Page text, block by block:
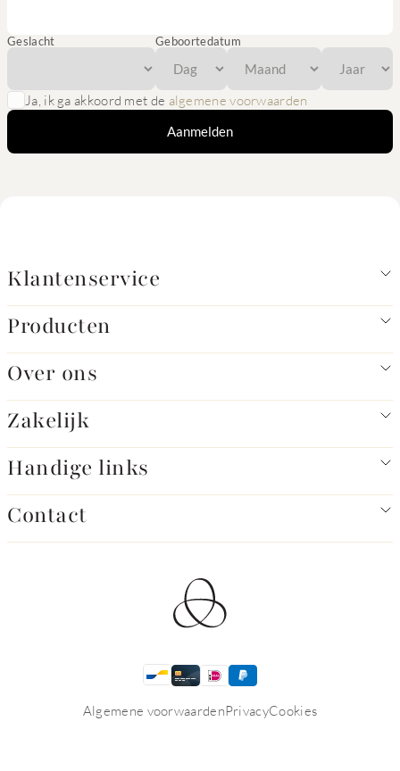
Geslacht Geboortedatum
Ja, ik ga akkoord met de algemene voorwaarden
Aanmelden
Klantenservice
Producten
Over ons
Zakelijk
Handige links
Contact
Algemene voorwaardenPrivacyCookies